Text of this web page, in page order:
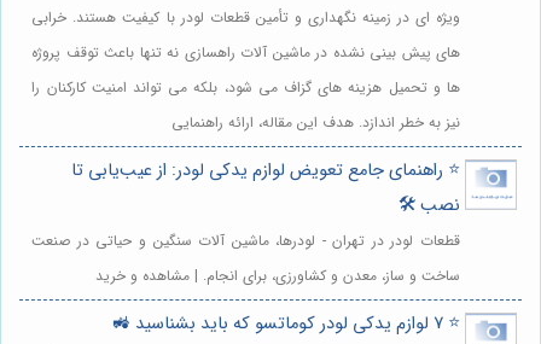
ویژه ای در زمینه نگهداری و تأمین قطعات لودر با کیفیت هستند. خرابی
های پیش بینی نشده در ماشین آلات راهسازی نه تنها باعث توقف پروژه
ها و تحمیل هزینه های گزاف می شود، بلکه می تواند امنیت کارکنان را
نیز به خطر اندازد. هدف این مقاله، ارائه راهنمایی
⭐️ راهنمای جامع تعویض لوازم یدکی لودر: از عیب‌یابی تا
نصب 🛠️
قطعات لودر در تهران - لودرها، ماشین آلات سنگین و حیاتی در صنعت
ساخت و ساز، معدن و کشاورزی، برای انجام. | مشاهده و خرید
⭐️ 7 لوازم یدکی لودر کوماتسو که باید بشناسید 🚜